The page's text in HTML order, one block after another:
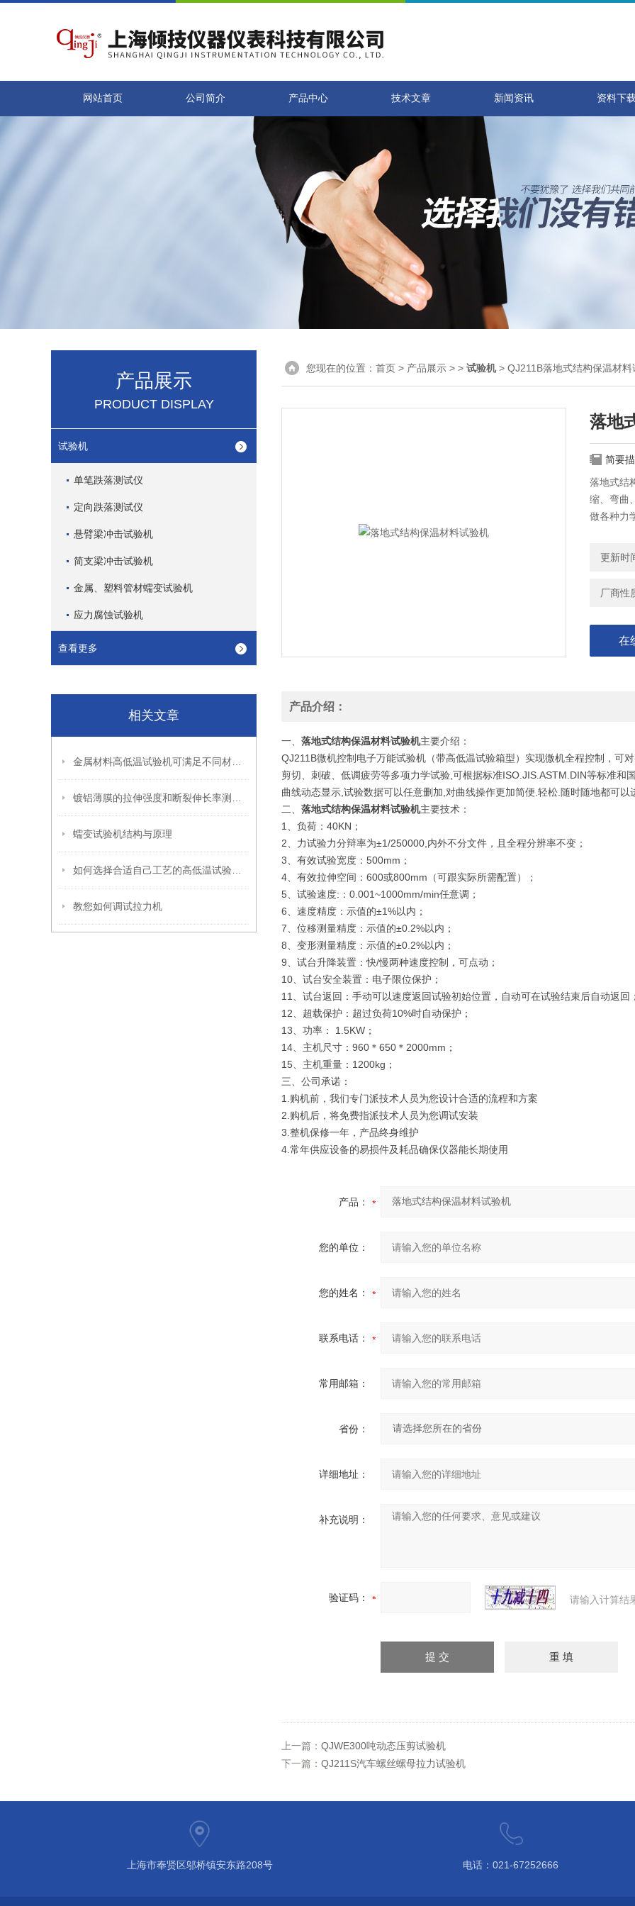
网站首页 公司简介 产品中心 技术文章 新闻资讯 资料下
产品展示
PRODUCT DISPLAY
试验机
单笔跌落测试仪
定向跌落测试仪
悬臂梁冲击试验机
简支梁冲击试验机
金属、塑料管材蠕变试验机
应力腐蚀试验机
查看更多
相关文章
蠕变试验机结构与原理
教您如何调试拉力机
您现在的位置： 首页 > 产品展示 > > 试验机> QJ211B落地式结构保温材料
落地
简要
落地式结
缩、弯曲
做各种力
报告，
更新时
厂商性
在
产品介绍：
一、 落地式结构保温材料试验机主要介绍：
QJ211B微机控制电子万能试验机（带高低温试验箱型）实现微机全程控制，可
剪切、刺破、低调疲劳等多项力学试验,可根据标准ISO.JIS.ASTM.DIN等标准和
曲线动态显示,试验数据可以任意删加,对曲线操作更加简便.轻松.随时随地都可
二、 落地式结构保温材料试验机主要技术：
1、负荷：40KN；
2、力试验力分辩率为±1/250000,内外不分文件，且全程分辨率不变；
3、有效试验宽度：500mm；
4、有效拉伸空间：600或800mm（可跟实际所需配置）；
5、试验速度:：0.001~1000mm/min任意调；
6、速度精度：示值的±1%以内；
7、位移测量精度：示值的±0.2%以内；
8、变形测量精度：示值的±0.2%以内；
9、试台升降装置：快/慢两种速度控制，可点动；
10、试台安全装置：电子限位保护；
11、试台返回：手动可以速度返回试验初始位置，自动可在试验结束后自动返回
12、超载保护：超过负荷10%时自动保护；
13、功率： 1.5KW；
14、主机尺寸：960＊650＊2000mm；
15、主机重量：1200kg；
三、公司承诺：
1.购机前，我们专门派技术人员为您设计合适的流程和方案
2.购机后，将免费指派技术人员为您调试安装
3.整机保修一年，产品终身维护
4.常年供应设备的易损件及耗品确保仪器能长期使用
产品：
您的单位：
您的姓名：
联系电话：
常用邮箱：
省份：
详细地址：
补充说明：
验证码： 请输入计算结
上一篇： QJWE300吨动态压剪试验机
下一篇： QJ211S汽车螺丝螺母拉力试验机
上海市奉贤区邬桥镇安东路208号 电话：021-67252666